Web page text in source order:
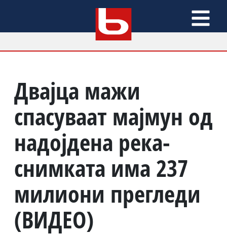
Двајца мажи
спасуваат мајмун од
надојдена река-
снимката има 237
милиони прегледи
(ВИДЕО)